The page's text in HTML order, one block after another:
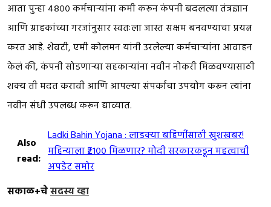
आता पुन्हा ४८०० कर्मचाऱ्यांना कमी करून कंपनी बदलत्या तंत्रज्ञान
आणि ग्राहकांच्या गरजांनुसार स्वतःला जास्त सक्षम बनवण्याचा प्रयत्न
करत आहे. शेवटी, एमी कोलमन यांनी उरलेल्या कर्मचाऱ्यांना आवाहन
केलं की, कंपनी सोडणाऱ्या सहकाऱ्यांना नवीन नोकरी मिळवण्यासाठी
शक्य ती मदत करावी आणि आपल्या संपर्कांचा उपयोग करून त्यांना
नवीन संधी उपलब्ध करून द्याव्यात.
Also
read:
Ladki Bahin Yojana : लाडक्या बहि‍णींसाठी खुशखबर!
महिन्याला ₹२१०० मिळणार? मोदी सरकारकडून महत्वाची
अपडेट समोर
सकाळ+चेसदस्य व्हा